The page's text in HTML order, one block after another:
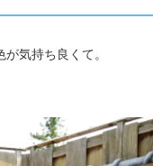
気持ち良くて。